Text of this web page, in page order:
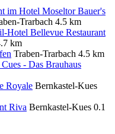
Bauer's
Trarbach 4.5 km
Hotel Bellevue Restaurant
km
Traben-Trarbach 4.5 km
- Das Brauhaus
Royale Bernkastel-Kues
Riva Bernkastel-Kues 0.1